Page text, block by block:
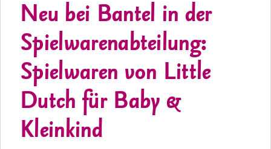
Neu bei Bantel in der
Spielwarenabteilung:
Spielwaren von Little
Dutch für Baby &
Kleinkind